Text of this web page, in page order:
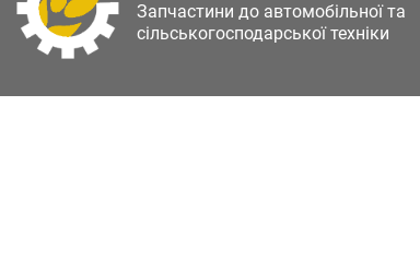
Запчастини до автомобільної та
сільськогосподарської техніки